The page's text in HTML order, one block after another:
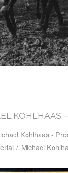
KOHLHAAS –
Kohlhaas -
/ Michael